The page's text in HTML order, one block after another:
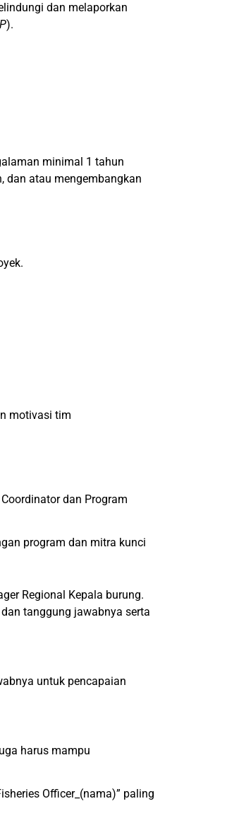
dan melaporkan
).
minimal 1 tahun
dan atau mengembangkan
motivasi tim
dan Program
program dan mitra kunci
Regional Kepala burung.
tanggung jawabnya serta
untuk pencapaian
harus mampu
Officer_(nama)” paling